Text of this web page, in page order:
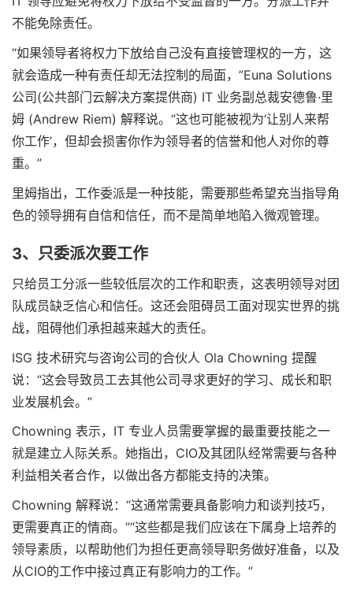
不能免除责任。
“如果领导者将权力下放给自己没有直接管理权的一方，这
就会造成一种有责任却无法控制的局面，”Euna Solutions
公司(公共部门云解决方案提供商) IT 业务副总裁安德鲁·里
姆 (Andrew Riem) 解释说。“这也可能被视为‘让别人来帮
你工作’，但却会损害你作为领导者的信誉和他人对你的尊
重。”
里姆指出，工作委派是一种技能，需要那些希望充当指导角
色的领导拥有自信和信任，而不是简单地陷入微观管理。
3、只委派次要工作
只给员工分派一些较低层次的工作和职责，这表明领导对团
队成员缺乏信心和信任。这还会阻碍员工面对现实世界的挑
战，阻碍他们承担越来越大的责任。
ISG 技术研究与咨询公司的合伙人 Ola Chowning 提醒
说：“这会导致员工去其他公司寻求更好的学习、成长和职
业发展机会。”
Chowning 表示，IT 专业人员需要掌握的最重要技能之一
就是建立人际关系。她指出，CIO及其团队经常需要与各种
利益相关者合作，以做出各方都能支持的决策。
Chowning 解释说：“这通常需要具备影响力和谈判技巧，
更需要真正的情商。”“这些都是我们应该在下属身上培养的
领导素质，以帮助他们为担任更高领导职务做好准备，以及
从CIO的工作中接过真正有影响力的工作。”